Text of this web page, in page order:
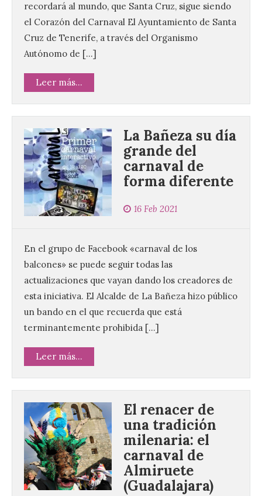
recordará al mundo, que Santa Cruz, sigue siendo
el Corazón del Carnaval El Ayuntamiento de Santa
Cruz de Tenerife, a través del Organismo
Autónomo de […]
Leer más...
La Bañeza su día
grande del
carnaval de
forma diferente
16 Feb 2021
En el grupo de Facebook «carnaval de los
balcones» se puede seguir todas las
actualizaciones que vayan dando los creadores de
esta iniciativa. El Alcalde de La Bañeza hizo público
un bando en el que recuerda que está
terminantemente prohibida […]
Leer más...
El renacer de
una tradición
milenaria: el
carnaval de
Almiruete
(Guadalajara)